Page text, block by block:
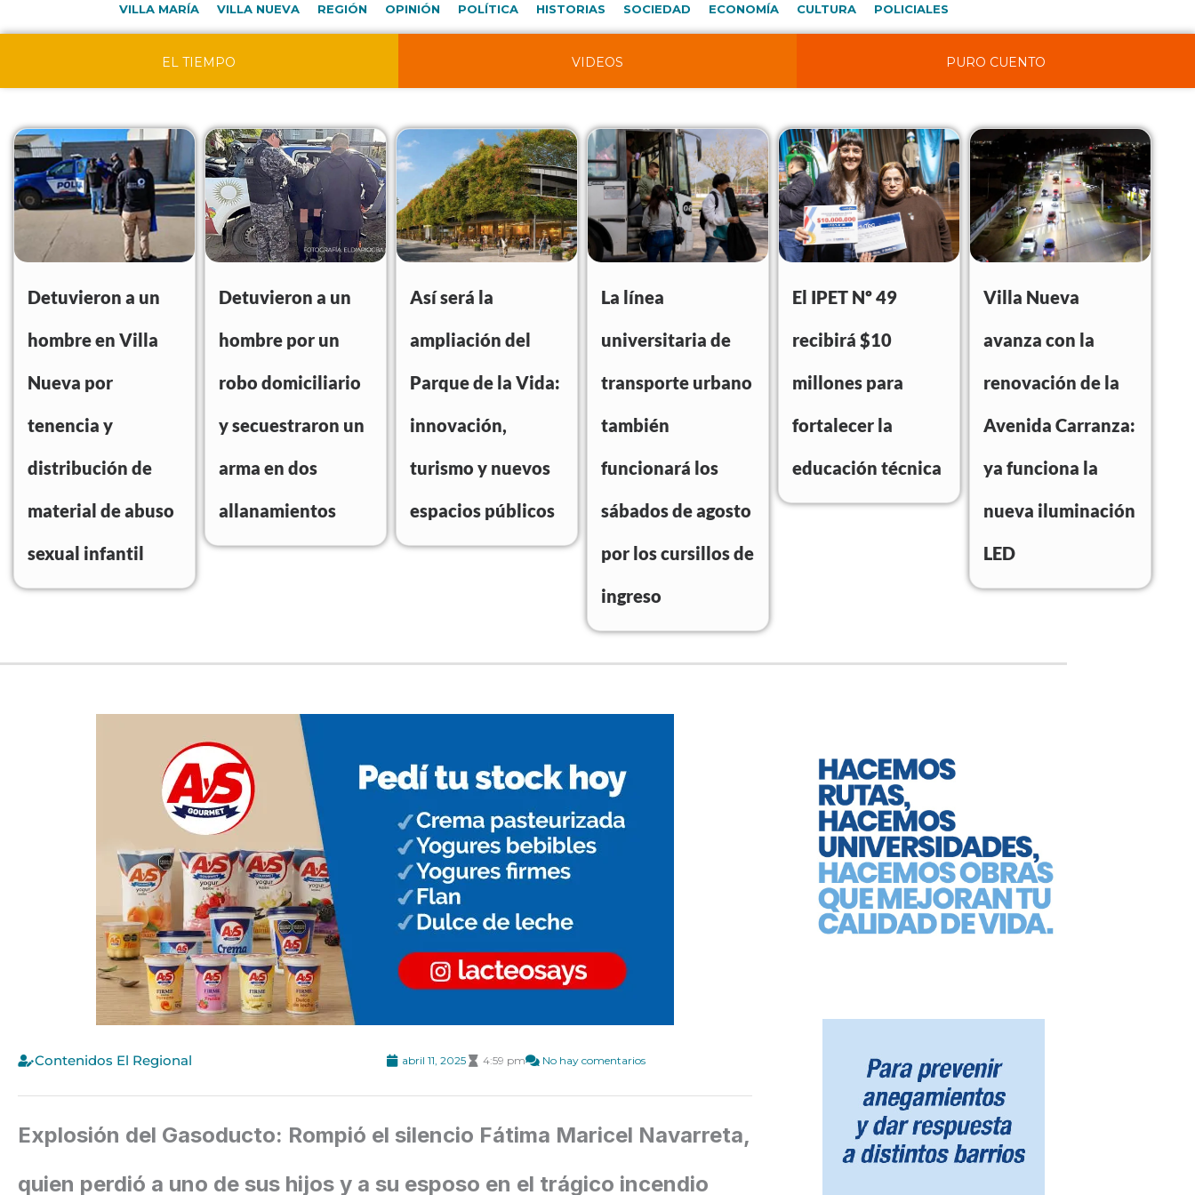
VILLA MARÍA VILLA NUEVA REGIÓN OPINIÓN POLÍTICA HISTORIAS SOCIEDAD ECONOMÍA CULTURA POLICIALES
EL TIEMPO VIDEOS PURO CUENTO
Detuvieron a un
hombre en Villa
Nueva por
tenencia y
distribución de
material de abuso
sexual infantil
Detuvieron a un
hombre por un
robo domiciliario
y secuestraron un
arma en dos
allanamientos
Así será la
ampliación del
Parque de la Vida:
innovación,
turismo y nuevos
espacios públicos
La línea
universitaria de
transporte urbano
también
funcionará los
sábados de agosto
por los cursillos de
ingreso
El IPET Nº 49
recibirá $10
millones para
fortalecer la
educación técnica
Villa Nueva
avanza con la
renovación de la
Avenida Carranza:
ya funciona la
nueva iluminación
LED
Contenidos El Regional abril 11, 2025 4:59 pm No hay comentarios
Explosión del Gasoducto: Rompió el silencio Fátima Maricel Navarreta,
quien perdió a uno de sus hijos y a su esposo en el trágico incendio